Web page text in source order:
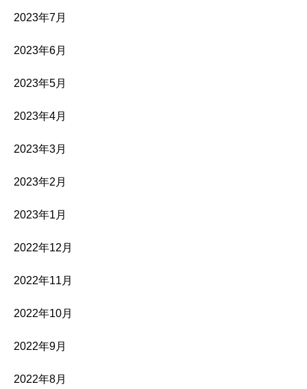
2023年7月
2023年6月
2023年5月
2023年4月
2023年3月
2023年2月
2023年1月
2022年12月
2022年11月
2022年10月
2022年9月
2022年8月